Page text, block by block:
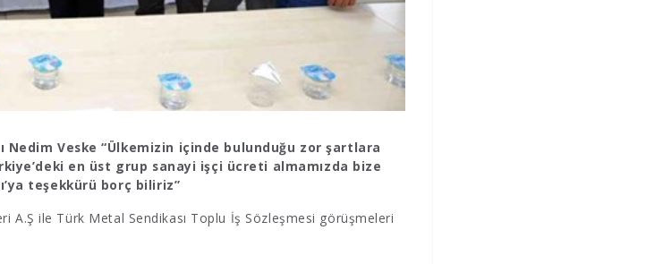
Nedim Veske “Ülkemizin içinde bulunduğu zor şartlara
en üst grup sanayi işçi ücreti almamızda bize
teşekkürü borç biliriz”
A.Ş ile Türk Metal Sendikası Toplu İş Sözleşmesi görüşmeleri